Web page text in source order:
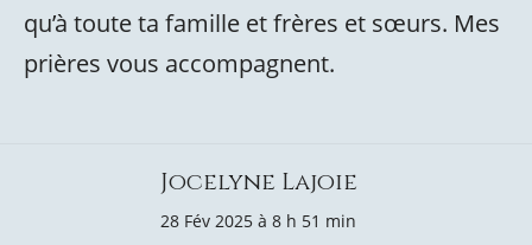
qu’à toute ta famille et frères et sœurs. Mes
prières vous accompagnent.
Jocelyne Lajoie
28 Fév 2025 à 8 h 51 min